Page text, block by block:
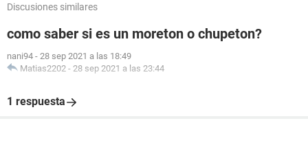
Discusiones similares
como saber si es un moreton o chupeton?
nani94 - 28 sep 2021 a las 18:49
Matias2202 - 28 sep 2021 a las 23:44
1 respuesta